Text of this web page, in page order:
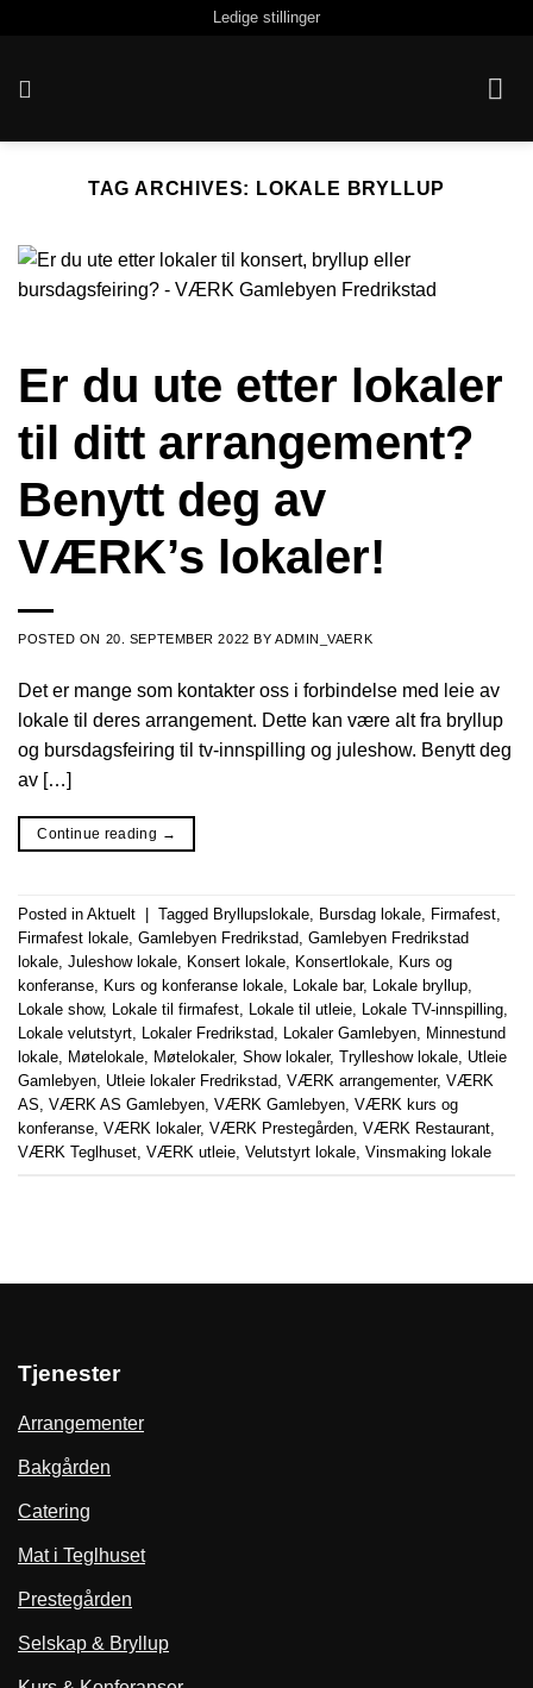
Ledige stillinger
TAG ARCHIVES: LOKALE BRYLLUP
Er du ute etter lokaler
til ditt arrangement?
Benytt deg av
VÆRK’s lokaler!
POSTED ON 20. SEPTEMBER 2022 BY ADMIN_VAERK
Det er mange som kontakter oss i forbindelse med leie av
lokale til deres arrangement. Dette kan være alt fra bryllup
og bursdagsfeiring til tv-innspilling og juleshow. Benytt deg
av […]
Continue reading →
Posted in Aktuelt Tagged Bryllupslokale, Bursdag lokale, Firmafest,
Firmafest lokale, Gamlebyen Fredrikstad, Gamlebyen Fredrikstad
lokale, Juleshow lokale, Konsert lokale, Konsertlokale, Kurs og
konferanse, Kurs og konferanse lokale, Lokale bar, Lokale bryllup,
Lokale show, Lokale til firmafest, Lokale til utleie, Lokale TV-innspilling,
Lokale velutstyrt, Lokaler Fredrikstad, Lokaler Gamlebyen, Minnestund
lokale, Møtelokale, Møtelokaler, Show lokaler, Trylleshow lokale, Utleie
Gamlebyen, Utleie lokaler Fredrikstad, VÆRK arrangementer, VÆRK
AS, VÆRK AS Gamlebyen, VÆRK Gamlebyen, VÆRK kurs og
konferanse, VÆRK lokaler, VÆRK Prestegården, VÆRK Restaurant,
VÆRK Teglhuset, VÆRK utleie, Velutstyrt lokale, Vinsmaking lokale
Tjenester
Arrangementer
Bakgården
Catering
Mat i Teglhuset
Prestegården
Selskap & Bryllup